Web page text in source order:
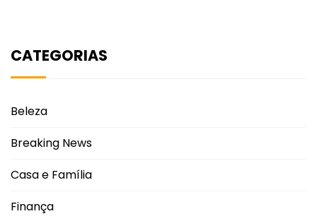
CATEGORIAS
Beleza
Breaking News
Casa e Família
Finança